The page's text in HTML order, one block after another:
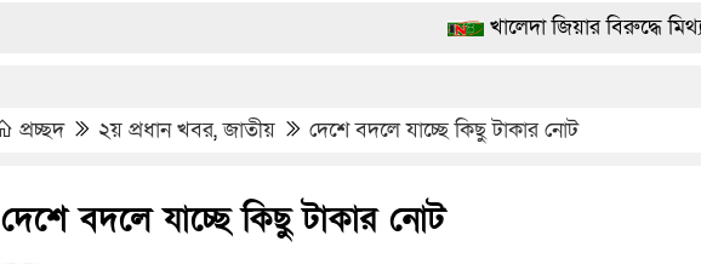
খালেদা জিয়ার বিরুদ্ধে মিথ্যা সাক্ষ্য
পুলিশ কোনো দলের বা গোষ্ঠীর লাঠিয়াল
আদালতকে বলতে চাইলাম ফাঁসি দিয়ে
প্রচ্ছদ ২য় প্রধান খবর,জাতীয় দেশে বদলে যাচ্ছে কিছু টাকার নোট
দেশে বদলে যাচ্ছে কিছু টাকার নোট